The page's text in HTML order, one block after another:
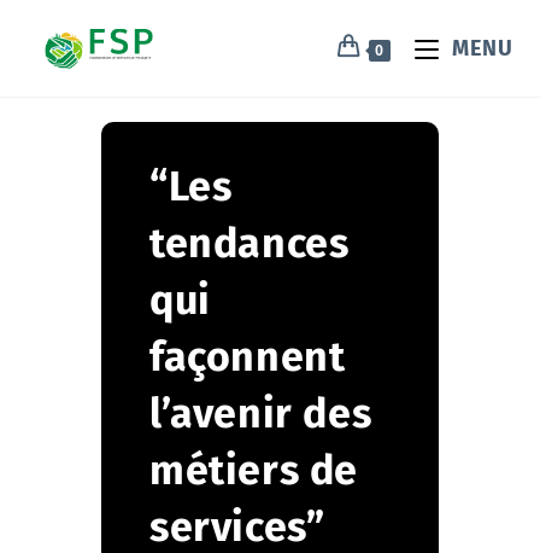
0 MENU
“Les
tendances
qui
façonnent
l’avenir des
métiers de
services”